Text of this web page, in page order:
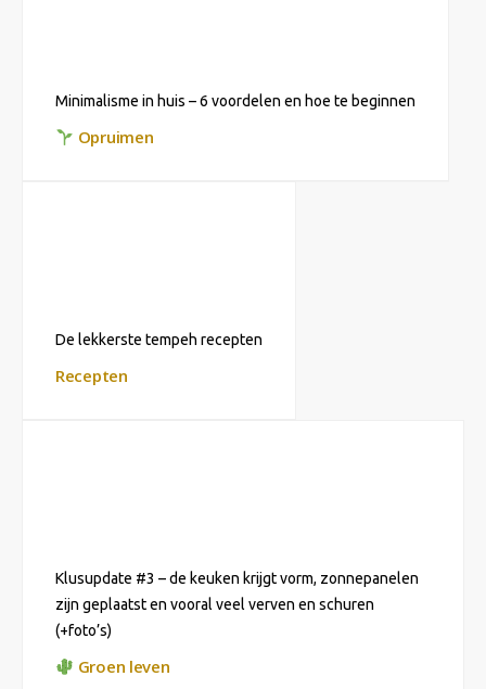
Minimalisme in huis – 6 voordelen en hoe te beginnen
Opruimen
De lekkerste tempeh recepten
Recepten
Klusupdate #3 – de keuken krijgt vorm, zonnepanelen
zijn geplaatst en vooral veel verven en schuren
(+foto’s)
Groen leven